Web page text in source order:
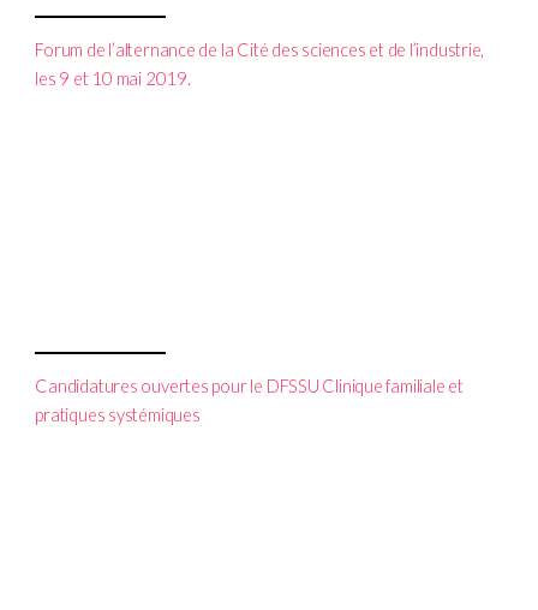
Forum de l’alternance de la Cité des sciences et de l’industrie,
les 9 et 10 mai 2019.
Candidatures ouvertes pour le DFSSU Clinique familiale et
pratiques systémiques